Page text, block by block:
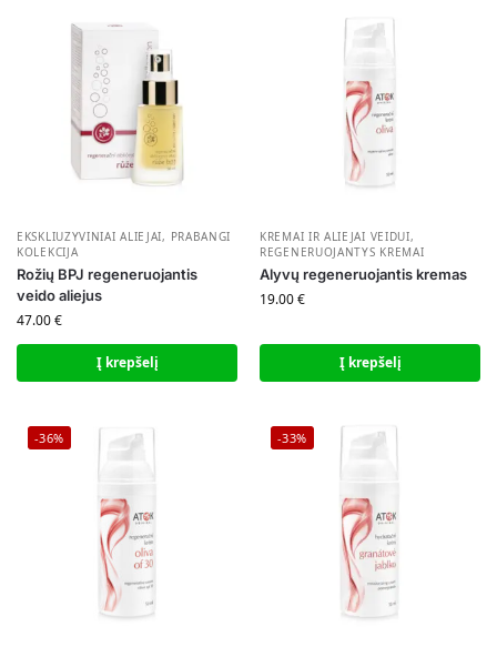
EKSKLIUZYVINIAI ALIEJAI, PRABANGI
KOLEKCIJA
Rožių BPJ regeneruojantis
veido aliejus
47.00€
Į krepšelį
KREMAI IR ALIEJAI VEIDUI,
REGENERUOJANTYS KREMAI
Alyvų regeneruojantis kremas
19.00€
Į krepšelį
-36% -33%